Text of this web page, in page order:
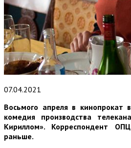
07.04.2021
Восьмого апреля в кинопрокат
комедия производства
Кириллом». Корреспондент
раньше.